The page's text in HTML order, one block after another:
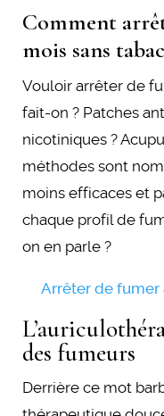
Comment
mois sans
Vouloir arrêter de
fait-on ? Patches
nicotiniques ?
méthodes sont
moins efficaces et
chaque profil de
on en parle ?
Arrêter de fumer
des fumeurs
Derrière ce mot